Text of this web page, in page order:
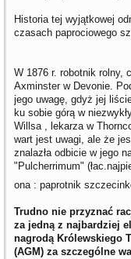
Historia tej wyjątkowej
czasach paprociowego
W 1876 r. robotnik rolny,
Axminster w Devonie.
jego uwagę, gdyż jej
ku sobie górą w
Willsa , lekarza w
wart jest uwagi, ale że
znalazła odbicie w jego
"Pulcherrimum"
ona : paprotnik
Trudno nie przyznać
za jedną z najbardziej
nagrodą Królewskiego
(AGM) za szczególne